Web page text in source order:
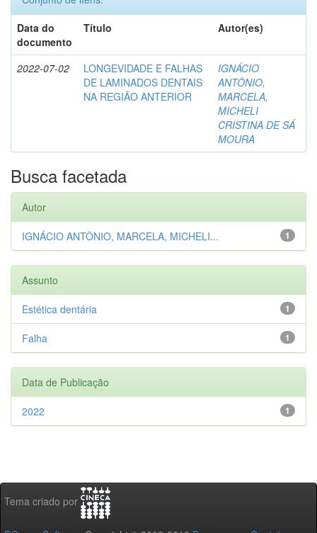
Data do
documento
Título Autor(es)
2022-07-02
LONGEVIDADE E FALHAS
DE LAMINADOS DENTAIS
NA REGIÃO ANTERIOR
IGNÁCIO
ANTÔNIO,
MARCELA,
MICHELI
CRISTINA DE SÁ
MOURA
Busca facetada
Autor
1
IGNÁCIO ANTÔNIO, MARCELA, MICHELI...
Assunto
1
Estética dentária
1
Falha
Data de Publicação
1
2022
Tema criado por